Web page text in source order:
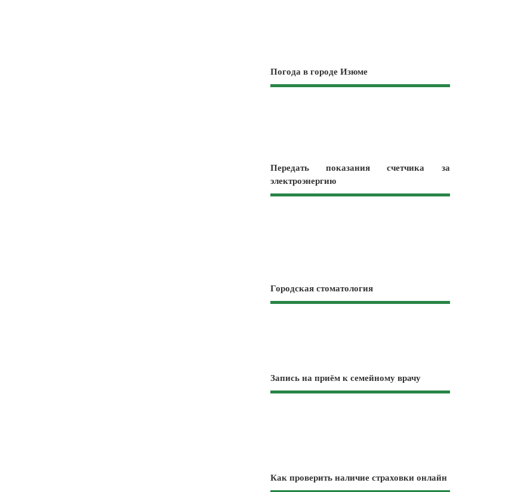
Погода в городе Изюме
Передать показания счетчика за
электроэнергию
Городская стоматология
Запись на приём к семейному врачу
Как проверить наличие страховки онлайн